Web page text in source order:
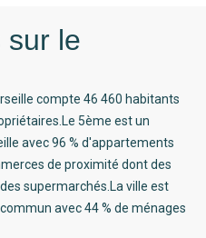
sur le
compte 46 460 habitants
5ème est un
avec 96 % d'appartements
de proximité dont des
supermarchés.La ville est
avec 44 % de ménages